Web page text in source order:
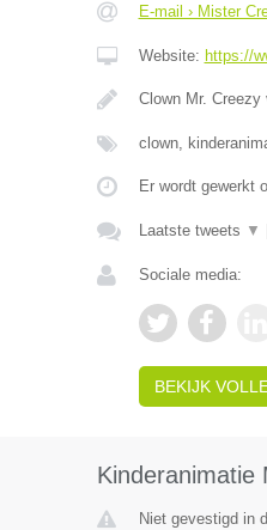
E-mail › Mister
Website: https://
Clown Mr.
clown,
Er wordt gewerkt
Laatste tweets ▼
Sociale media:
BEKIJK
Kinderanimatie
Niet gevestigd in